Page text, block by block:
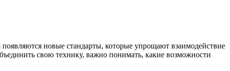
новые стандарты, которые упрощают взаимодействие
свою технику, важно понимать, какие возможности